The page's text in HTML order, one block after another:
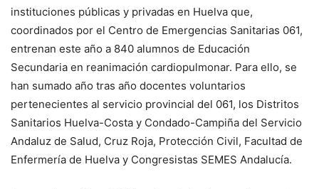
instituciones públicas y privadas en Huelva que,
coordinados por el Centro de Emergencias Sanitarias 061,
entrenan este año a 840 alumnos de Educación
Secundaria en reanimación cardiopulmonar. Para ello, se
han sumado año tras año docentes voluntarios
pertenecientes al servicio provincial del 061, los Distritos
Sanitarios Huelva-Costa y Condado-Campiña del Servicio
Andaluz de Salud, Cruz Roja, Protección Civil, Facultad de
Enfermería de Huelva y Congresistas SEMES Andalucía.